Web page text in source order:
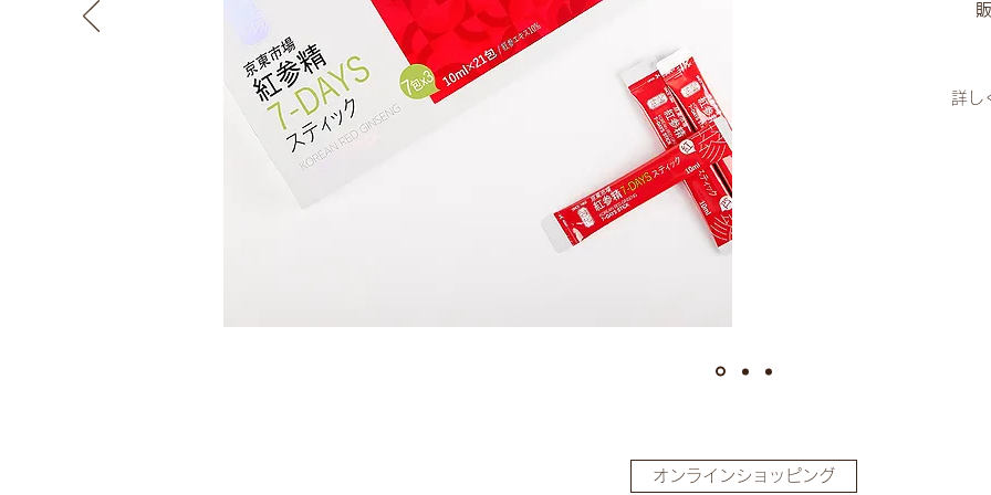
オンラインショッピング
詳し